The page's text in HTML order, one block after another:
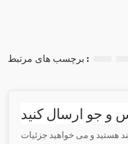
برچسب های مرتبط :
و جو ارسال کنید
هستید و می خواهید جزئیات